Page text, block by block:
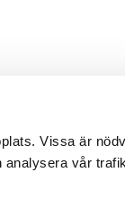
Vissa är
vår